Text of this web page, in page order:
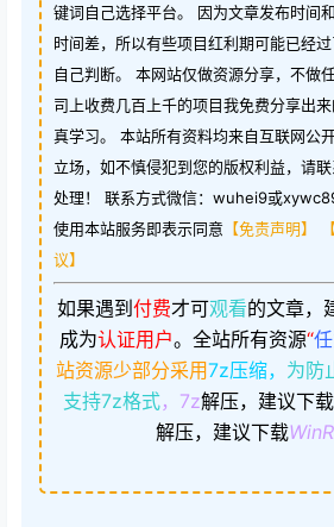
键词自己选择平台。 因为文章发布时间
时间差，所以有些项目红利期可能已经
自己判断。 本网站仅做资源分享，不做
司上收费几百上千的项目我免费分享出
真学习。 本站所有资料均来自互联网公
立场，如不慎侵犯到您的版权利益，请
处理！ 联系方式微信：wuhei9或
使用本站服务即表示同意 【免责声明】
议】
如果遇到付费才可观看的文章，
成为认证用户。 全站所有资源“
站资源少部分采用7z压缩， 为防
支持7z格式，7z解压，建议下载
解压，建议下载